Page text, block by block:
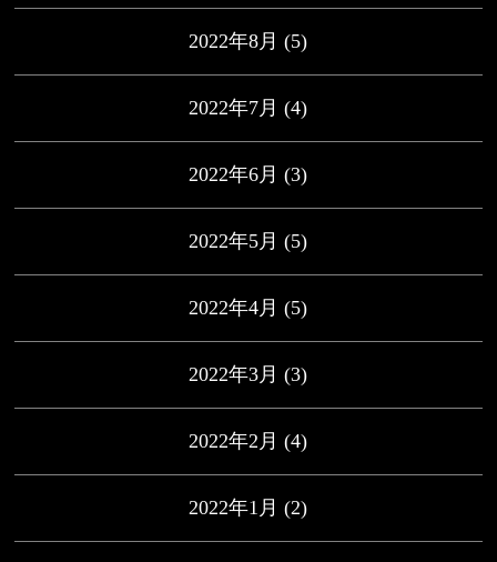
2022年8月 (5)
2022年7月 (4)
2022年6月 (3)
2022年5月 (5)
2022年4月 (5)
2022年3月 (3)
2022年2月 (4)
2022年1月 (2)